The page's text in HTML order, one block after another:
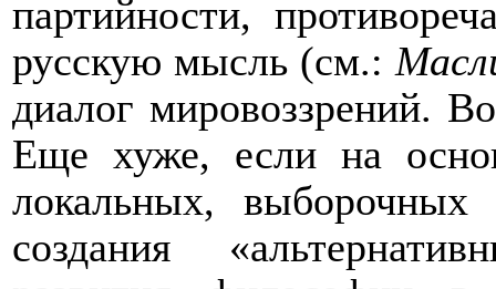
партийности,
русскую мысль (см.:
диалог мировоззрений.
Еще хуже, если на
локальных, выборочных
создания